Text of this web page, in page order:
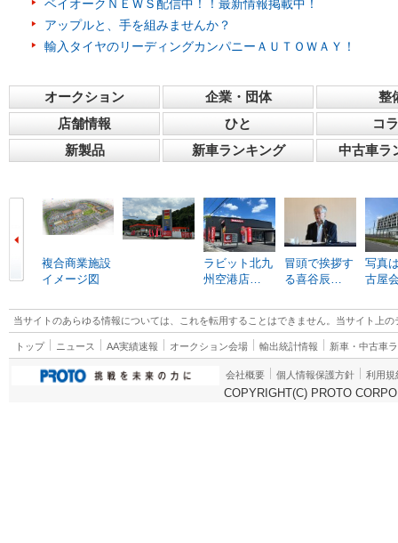
ベイオークＮＥＷＳ配信中！！最新情報掲載中！
アップルと、手を組みませんか？
輸入タイヤのリーディングカンパニーＡＵＴＯＷＡＹ！
オークション 企業・団体
整
店舗情報
ひと
コ
新製品
新車ランキング 中古車ラ
複合商業施設
イメージ図
ラビット北九
州空港店…
冒頭で挨拶す
る喜谷辰…
写真
古屋
当サイトのあらゆる情報については、これを転用することはできません。当サイト上
トップ ニュース AA実績速報 オークション会場 輸出統計情報 新車・中古車
会社概要 個人情報保護方針 利用規
COPYRIGHT(C) PROTO